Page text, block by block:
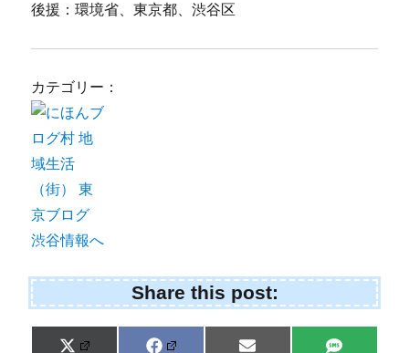
後援：環境省、東京都、渋谷区
カテゴリー：
Share this post: